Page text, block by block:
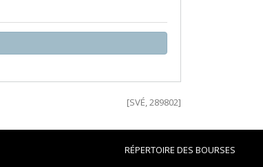
[SVÉ, 289802]
RÉPERTOIRE DES BOURSES